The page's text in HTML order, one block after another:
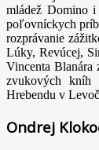
mládež Domino
poľovníckych
rozprávanie
Lúky, Revúcej,
Vincenta
zvukových kníh
Hrebendu v
Ondrej